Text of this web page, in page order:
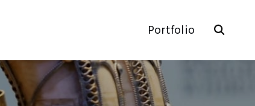
Portfolio